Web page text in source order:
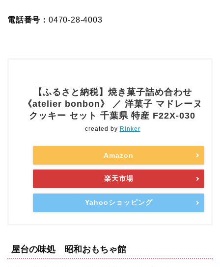
電話番号： 0470-28-4003
【ふるさと納税】焼き菓子詰め合わせ
《atelier bonbon》 ／ 洋菓子 マドレーヌ
クッキー セット 千葉県 特産 F22X-030
created by Rinker
Amazon
楽天市場
Yahooショッピング
屋台の味処 昭和おもちゃ館